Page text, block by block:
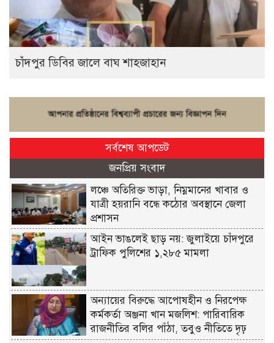
চাঁদপুর ডিবির জালে বাঘ শাহজাহান
সর্বশেষ আপডেট
জনপ্রিয় সংবাদ
লঞ্চে অতিরিক্ত ভাড়া, নিম্নমানের খাবার ও
যাত্রী হয়রানি বন্ধে কঠোর অবস্থানে জেলা
প্রশাসন
আইন ভাঙলেই ছাড় নয়: জুলাইয়ে চাঁদপুরে
ট্রাফিক পুলিশের ১,২৮৫ মামলা
অন্যায়ের বিরুদ্ধে আপোষহীন ও নিরপেক্ষ
কর্মকর্তা অঞ্জনা খান মজলিশ: পারিবারিক
রাজনীতির বলির পাঁঠা, তবুও নীতিতে দৃঢ়